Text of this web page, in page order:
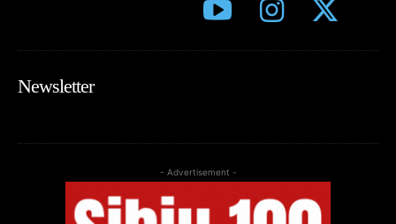
Newsletter
- Advertisement -